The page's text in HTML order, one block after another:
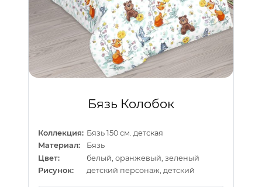
Бязь Колобок
Коллекция: Бязь 150 см. детская
Материал:
Бязь
Цвет:
белый, оранжевый, зеленый
Рисунок:
детский персонаж, детский